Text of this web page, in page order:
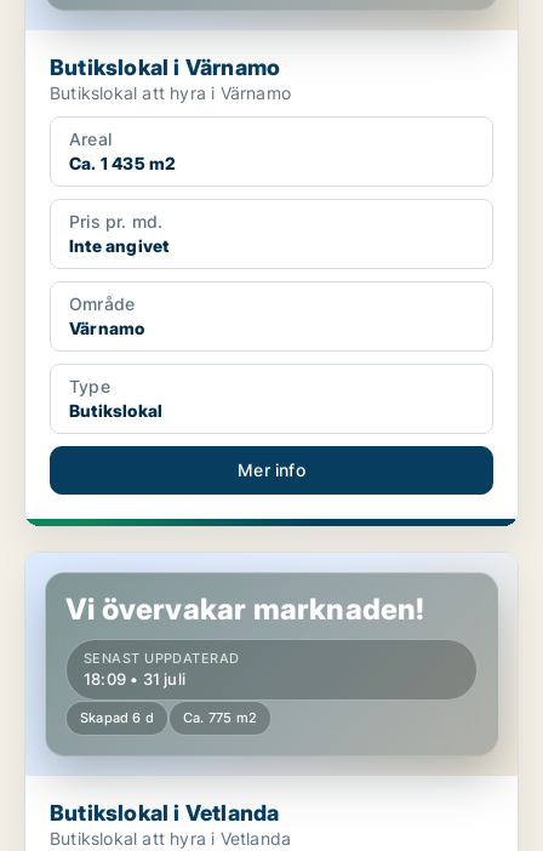
Butikslokal i Värnamo
Butikslokal att hyra i Värnamo
Areal
Ca. 1 435 m2
Pris pr. md.
Inte angivet
Område
Värnamo
Type
Butikslokal
Mer info
Butikslokal i Vetlanda
Vi övervakar marknaden!
SENAST UPPDATERAD
18:09 • 31 juli
Skapad 6 d Ca. 775 m2
Butikslokal i Vetlanda
Butikslokal att hyra i Vetlanda